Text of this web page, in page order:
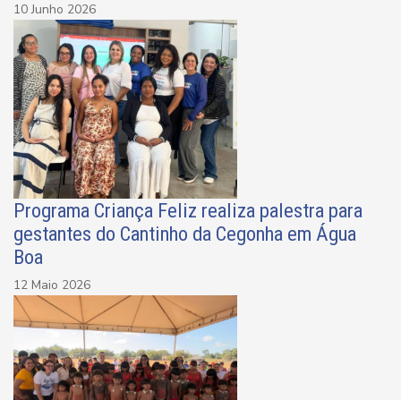
10 Junho 2026
Programa Criança Feliz realiza palestra para
gestantes do Cantinho da Cegonha em Água
Boa
12 Maio 2026